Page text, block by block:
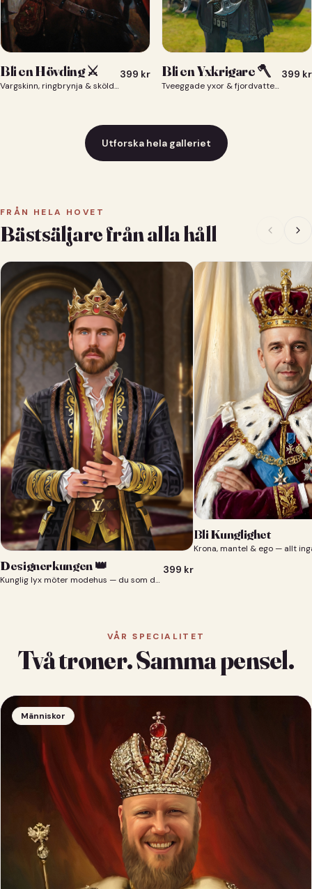
Bli en Hövding ⚔️
Vargskinn, ringbrynja & sköld — du som nordisk krigsherre ⚔️
399 kr Bli en Yxkrigare 🪓
Tveeggade yxor & fjordvatten bakom dig 🪓
399 kr
Utforska hela galleriet
FRÅN HELA HOVET
Bästsäljare från alla håll
Designerkungen 👑
Kunglig lyx möter modehus — du som designerkung 👑
399 kr
Bli Kunglighet
Krona, mantel & ego — allt
VÅR SPECIALITET
Två troner. Samma pensel.
Människor